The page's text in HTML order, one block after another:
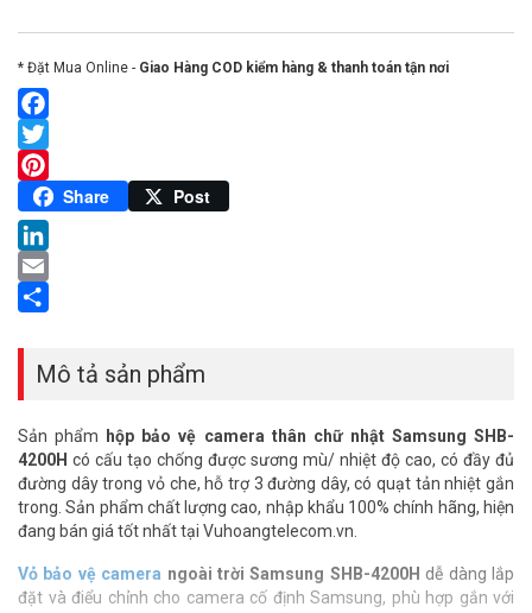
* Đặt Mua Online - Giao Hàng COD kiểm hàng & thanh toán tận nơi
Facebook
Twitter
Pinterest
Share Post
LinkedIn
Email
Mô tả sản phẩm
Sản phẩm hộp bảo vệ camera thân chữ nhật Samsung SHB-
4200H có cấu tạo chống được sương mù/ nhiệt độ cao, có đầy đủ
đường dây trong vỏ che, hỗ trợ 3 đường dây, có quạt tản nhiệt gắn
trong . Sản phẩm chất lượng cao, nhập khẩu 100% chính hãng, hiện
đang bán giá tốt nhất tại Vuhoangtelecom.vn.
Vỏ bảo vệ camera ngoài trời Samsung SHB-4200H dễ dàng lắp
đặt và điểu chỉnh cho camera cố định Samsung, phù hợp gắn với